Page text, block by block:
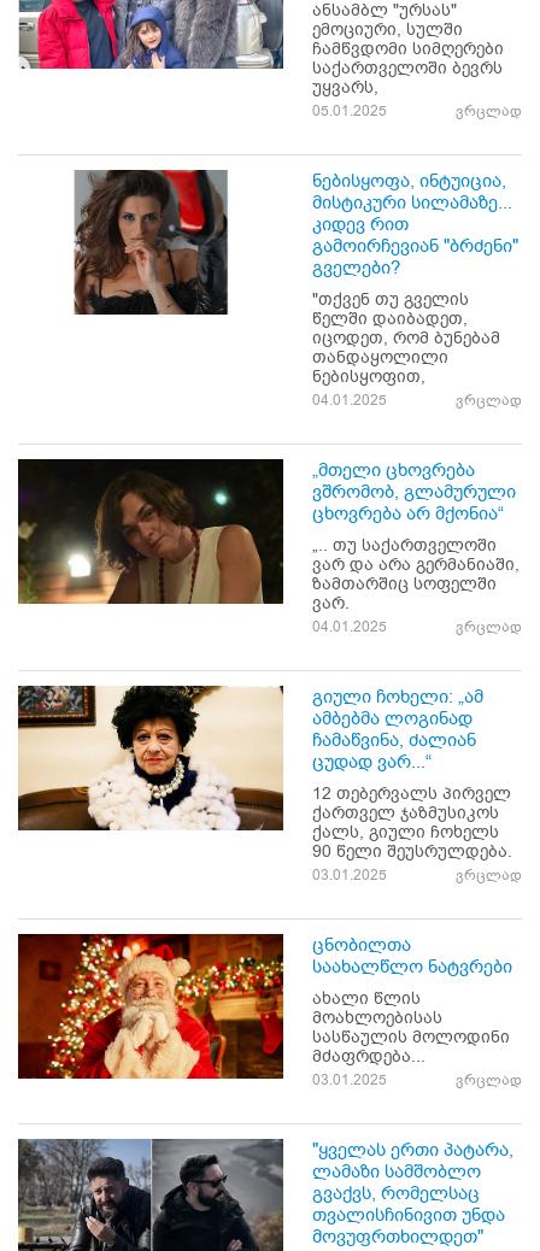
ანსამბლ "ურსას"
ემოციური, სულში
ჩამწვდომი სიმღერები
საქართველოში ბევრს
უყვარს,
05.01.2025 ვრცლად
ნებისყოფა, ინტუიცია,
მისტიკური სილამაზე...
კიდევ რით
გამოირჩევიან "ბრძენი"
გველები?
"თქვენ თუ გველის
წელში დაიბადეთ,
იცოდეთ, რომ ბუნებამ
თანდაყოლილი
ნებისყოფით,
04.01.2025 ვრცლად
„მთელი ცხოვრება
ვშრომობ, გლამურული
ცხოვრება არ მქონია“
„.. თუ საქართველოში
ვარ და არა გერმანიაში,
ზამთარშიც სოფელში
ვარ.
04.01.2025 ვრცლად
გიული ჩოხელი: „ამ
ამბებმა ლოგინად
ჩამაწვინა, ძალიან
ცუდად ვარ...“
12 თებერვალს პირველ
ქართველ ჯაზმუსიკოს
ქალს, გიული ჩოხელს
90 წელი შეუსრულდება.
03.01.2025 ვრცლად
ცნობილთა
საახალწლო ნატვრები
ახალი წლის
მოახლოებისას
სასწაულის მოლოდინი
მძაფრდება...
03.01.2025 ვრცლად
"ყველას ერთი პატარა,
ლამაზი სამშობლო
გვაქვს, რომელსაც
თვალისჩინივით უნდა
მოვუფრთხილდეთ"